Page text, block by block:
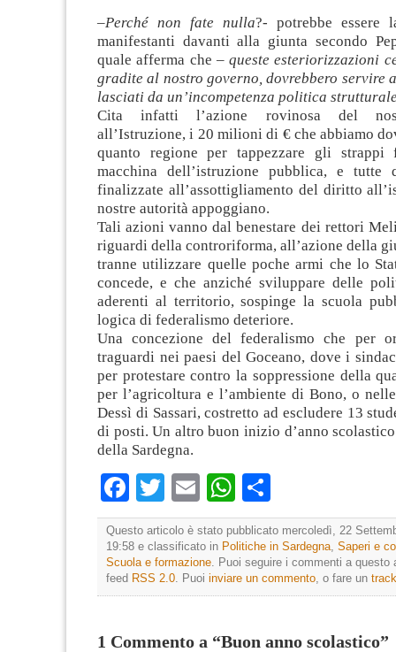
–Perché non fate nulla?- potrebbe essere
manifestanti davanti alla giunta secondo
quale afferma che –queste esteriorizzazioni
gradite al nostro governo, dovrebbero servire
lasciati da un’incompetenza politica
Cita infatti l’azione rovinosa del
all’Istruzione, i 20 milioni di € che abbiamo
quanto regione per tappezzare gli strappi
macchina dell’istruzione pubblica, e tutte
finalizzate all’assottigliamento del diritto
nostre autorità appoggiano.
Tali azioni vanno dal benestare dei rettori
riguardi della controriforma, all’azione della
tranne utilizzare quelle poche armi che lo
concede, e che anziché sviluppare delle
aderenti al territorio, sospinge la scuola
logica di federalismo deteriore.
Una concezione del federalismo che per
traguardi nei paesi del Goceano, dove i
per protestare contro la soppressione della
per l’agricoltura e l’ambiente di Bono, o
Dessì di Sassari, costretto ad escludere 13
di posti. Un altro buon inizio d’anno
della Sardegna.
Facebook
TwitterEmailWhatsApp
Questo articolo è stato pubblicato mercoledì, 22
19:58 e classificato in Politiche in Sardegna Saperi e
Scuola e formazione . Puoi seguire i commenti a
feed RSS 2.0 . Puoi inviare un commento , o fare un
1 Commento a “Buon anno scolastico”